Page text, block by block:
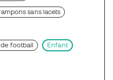
sans lacets
de football Enfant